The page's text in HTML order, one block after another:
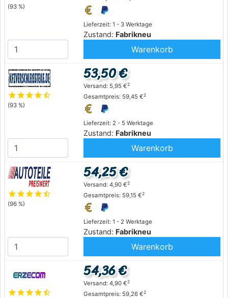
(93 %)
Lieferzeit: 1 - 3 Werktage
Zustand: Fabrikneu
Warenkorb
starstarstarstarstar_half
(93 %)
Lieferzeit: 2 - 5 Werktage
Zustand: Fabrikneu
53,50 €
Versand: 5,95 €2
Gesamtpreis: 59,45 €2
Warenkorb
starstarstarstarstar_half
(96 %)
Lieferzeit: 1 - 2 Werktage
Zustand: Fabrikneu
54,25 €
Versand: 4,90 €2
Gesamtpreis: 59,15 €2
Warenkorb
starstarstarstarstar_half
54,36 €
Versand: 4,90 €2
Gesamtpreis: 59,26 €2